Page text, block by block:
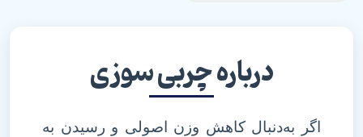
درباره چربی سوزی
اگر به‌دنبال کاهش وزن اصولی و رسیدن به